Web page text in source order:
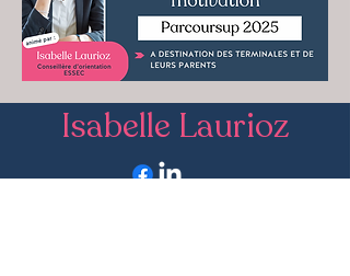
Isabelle Laurioz